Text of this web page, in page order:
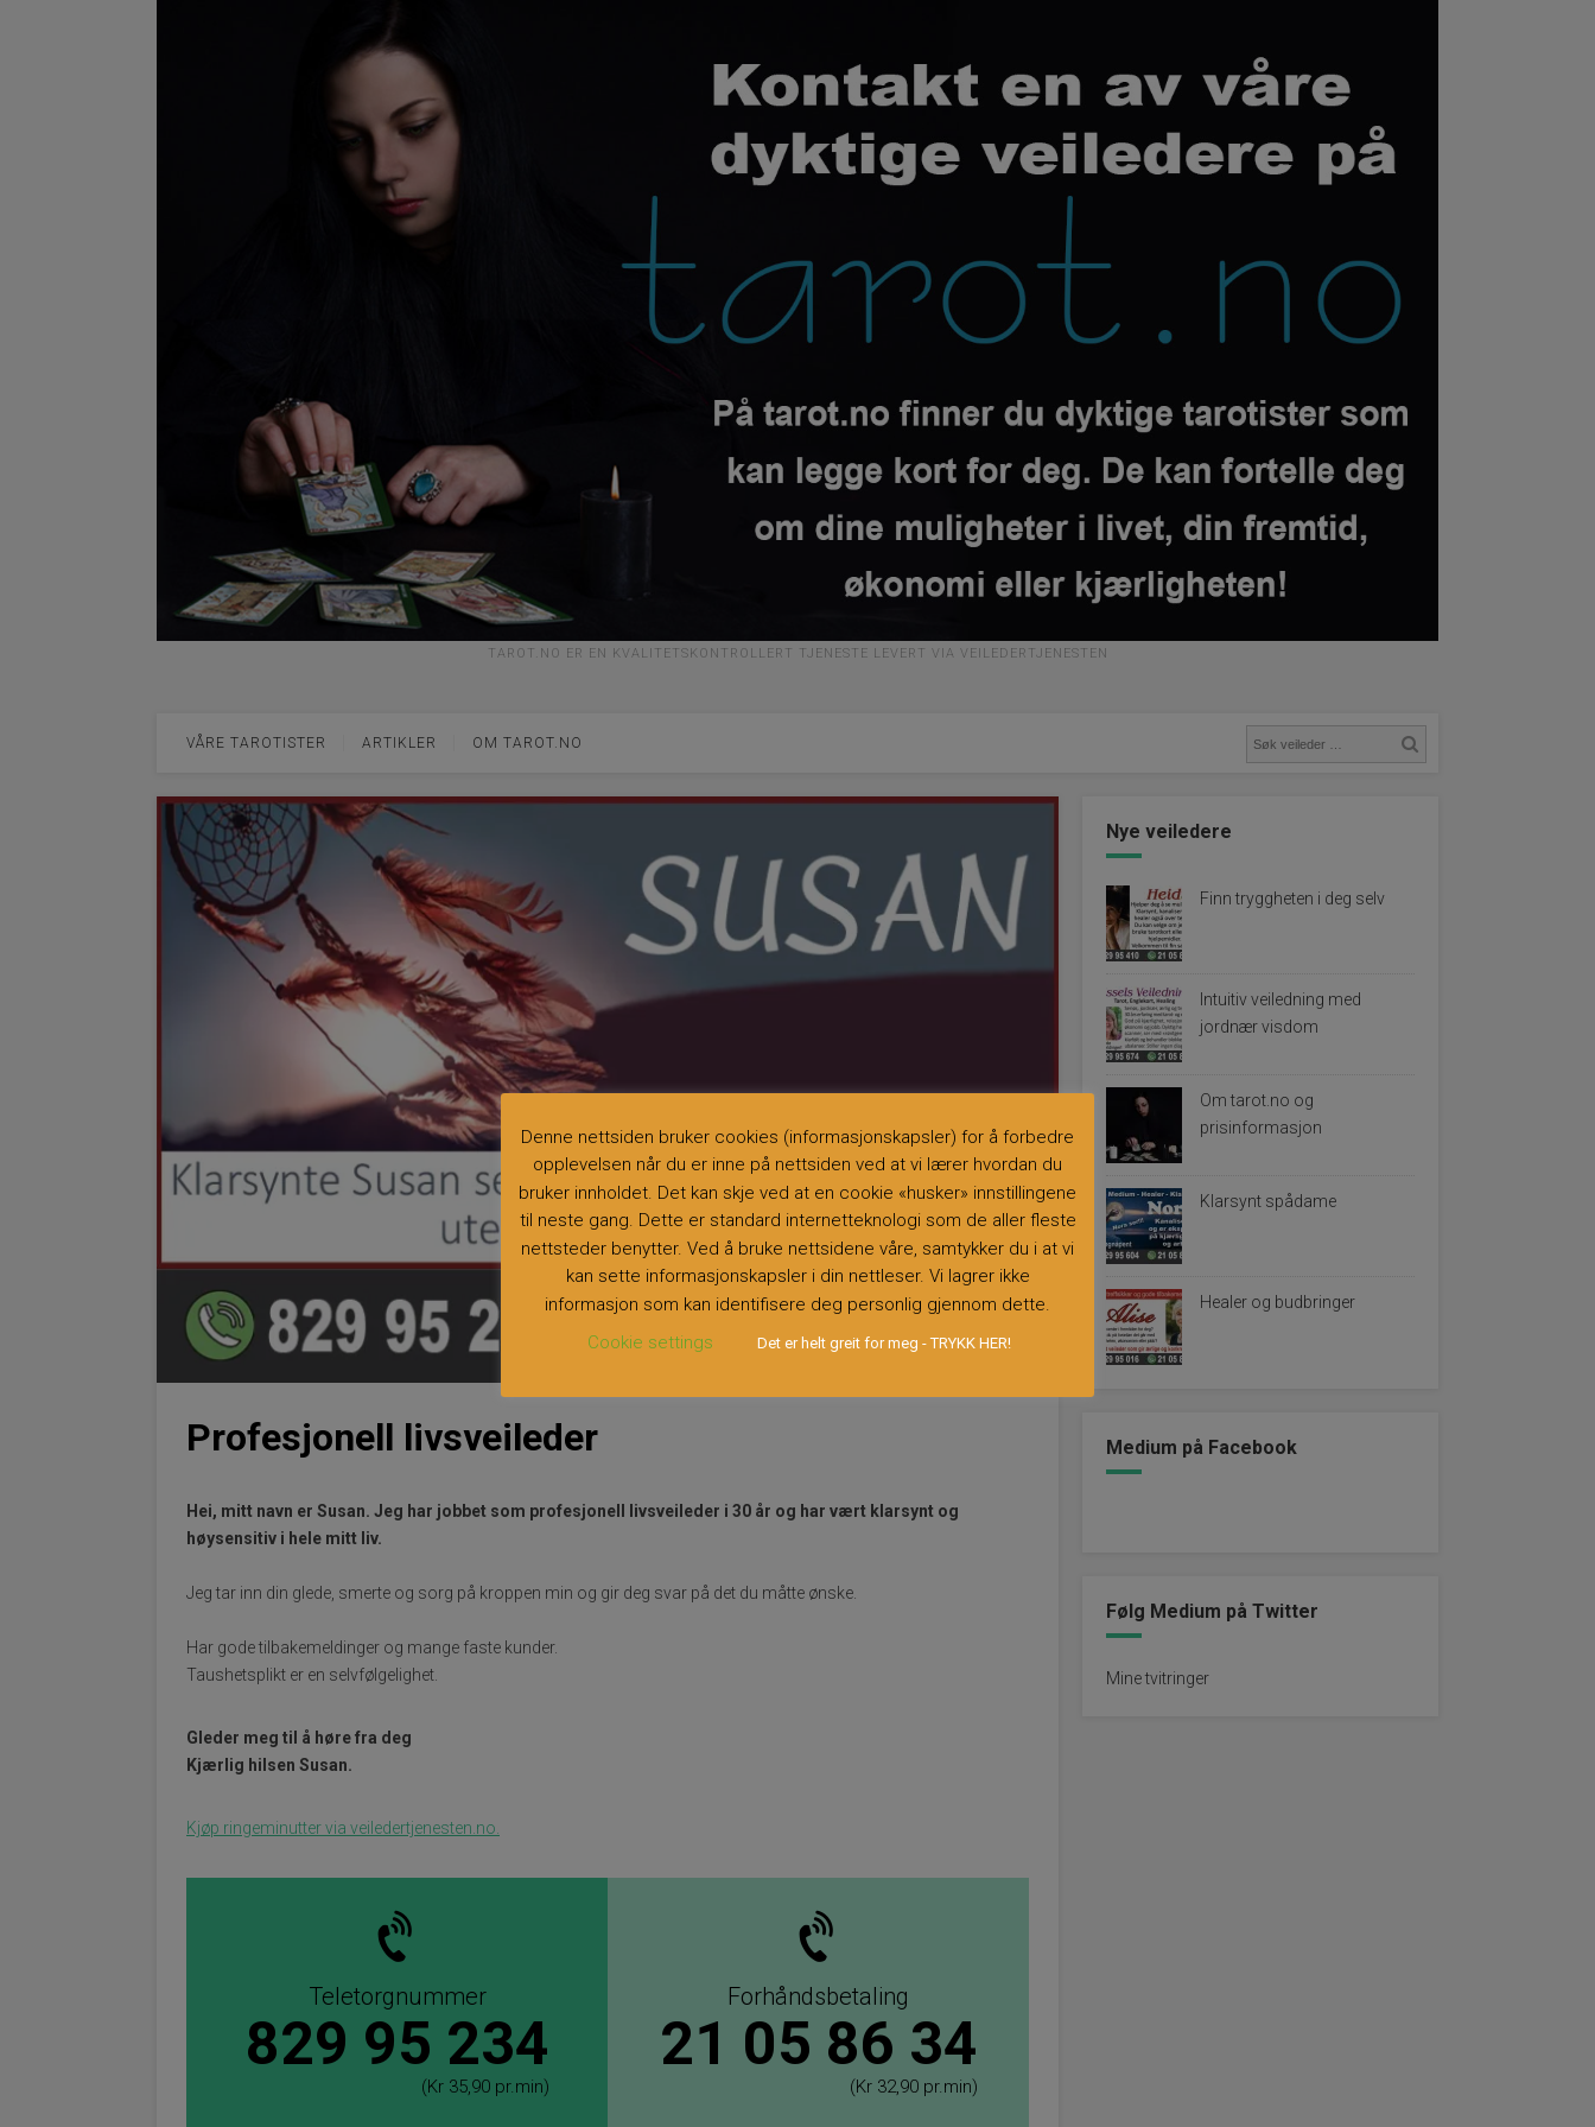
TAROT.NO ER EN KVALITETSKONTROLLERT TJENESTE LEVERT VIA VEILEDERTJENESTEN
VÅRE TAROTISTER ARTIKLER OM TAROT.NO
Profesjonell livsveileder
Hei, mitt navn er Susan. Jeg har jobbet som profesjonell livsveileder i 30 år og har vært klarsynt og
høysensitiv i hele mitt liv.
Jeg tar inn din glede, smerte og sorg på kroppen min og gir deg svar på det du måtte ønske.
Har gode tilbakemeldinger og mange faste kunder.
Taushetsplikt er en selvfølgelighet.
Gleder meg til å høre fra deg
Kjærlig hilsen Susan.
Kjøp ringeminutter via veiledertjenesten.no.
Teletorgnummer
829 95 234
(Kr 35,90 pr.min)
Forhåndsbetaling
21 05 86 34
(Kr 32,90 pr.min)
Nye veiledere
Finn tryggheten i deg selv
Intuitiv veiledning med
jordnær visdom
Om tarot.no og
prisinformasjon
Klarsynt spådame
Healer og budbringer
Medium på Facebook
Følg Medium på Twitter
Mine tvitringer
Denne nettsiden bruker cookies (informasjonskapsler) for å forbedre
opplevelsen når du er inne på nettsiden ved at vi lærer hvordan du
bruker innholdet. Det kan skje ved at en cookie «husker» innstillingene
til neste gang. Dette er standard internetteknologi som de aller fleste
nettsteder benytter. Ved å bruke nettsidene våre, samtykker du i at vi
kan sette informasjonskapsler i din nettleser. Vi lagrer ikke
informasjon som kan identifisere deg personlig gjennom dette.
Cookie settings
Det er helt greit for meg - TRYKK HER!